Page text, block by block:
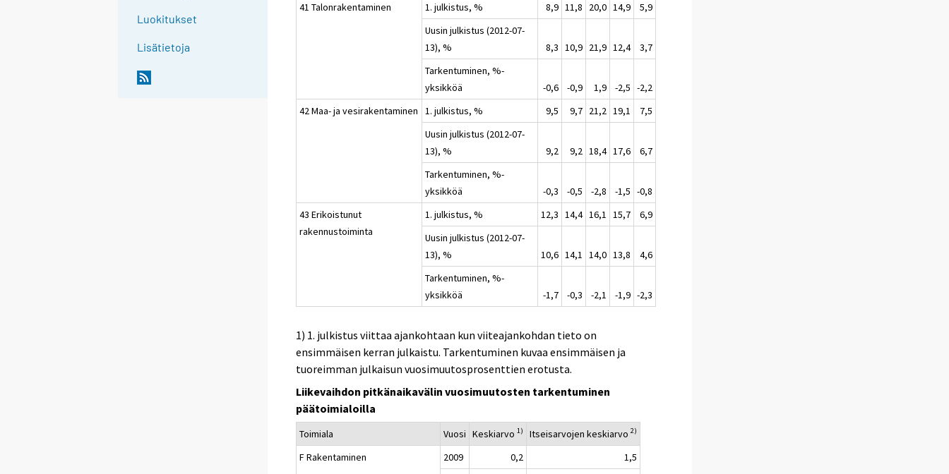
Luokitukset
Lisätietoja
41 Talonrakentaminen
1. julkistus, % 8,9 11,8 20,0 14,9
5,9
Uusin julkistus (2012-07-
13), %
8,3 10,9 21,9 12,4
3,7
Tarkentuminen, %-
yksikköä
-0,6 -0,9 1,9 -2,5 -2,2
42 Maa- ja vesirakentaminen
1. julkistus, % 9,5 9,7 21,2 19,1
7,5
Uusin julkistus (2012-07-
13), %
9,2 9,2 18,4 17,6
6,7
Tarkentuminen, %-
yksikköä
-0,3 -0,5 -2,8 -1,5 -0,8
43 Erikoistunut
rakennustoiminta
1. julkistus, % 12,3 14,4 16,1 15,7
6,9
Uusin julkistus (2012-07-
13), %
10,6 14,1 14,0 13,8
4,6
Tarkentuminen, %-
yksikköä
-1,7 -0,3 -2,1 -1,9 -2,3
1) 1. julkistus viittaa ajankohtaan kun viiteajankohdan tieto on
ensimmäisen kerran julkaistu. Tarkentuminen kuvaa ensimmäisen ja
tuoreimman julkaisun vuosimuutosprosenttien erotusta.
Liikevaihdon pitkänaikavälin vuosimuutosten tarkentuminen
päätoimialoilla
Toimiala Vuosi Keskiarvo1) Itseisarvojen keskiarvo2)
F Rakentaminen 2009 0,2
1,5